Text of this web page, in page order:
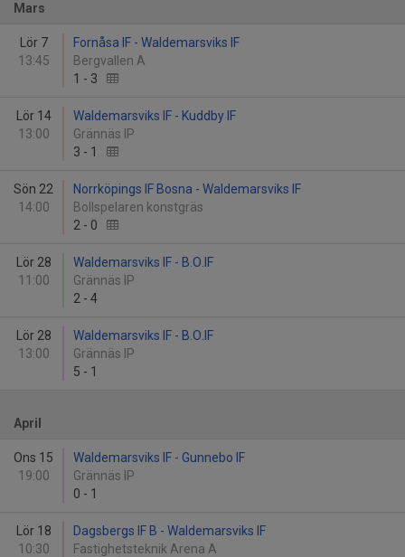
Mars
Lör 7
13:45
Fornåsa IF - Waldemarsviks IF
Bergvallen A
1 - 3
Lör 14
13:00
Waldemarsviks IF - Kuddby IF
Grännäs IP
3 - 1
Sön 22
14:00
Norrköpings IF Bosna - Waldemarsviks IF
Bollspelaren konstgräs
2 - 0
Lör 28
11:00
Waldemarsviks IF - B.O.IF
Grännäs IP
2 - 4
Lör 28
13:00
Waldemarsviks IF - B.O.IF
Grännäs IP
5 - 1
April
Ons 15
19:00
Waldemarsviks IF - Gunnebo IF
Grännäs IP
0 - 1
Lör 18
10:30
Dagsbergs IF B - Waldemarsviks IF
Fastighetsteknik Arena A